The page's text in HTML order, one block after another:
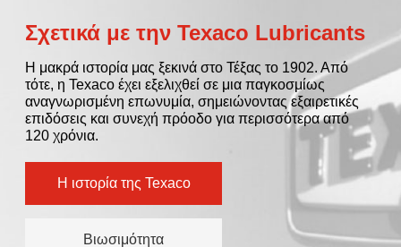
Σχετικά με την Texaco Lubricants
Η μακρά ιστορία μας ξεκινά στο Τέξας το 1902. Από
τότε, η Texaco έχει εξελιχθεί σε μια παγκοσμίως
αναγνωρισμένη επωνυμία, σημειώνοντας εξαιρετικές
επιδόσεις και συνεχή πρόοδο για περισσότερα από
Η ιστορία της Texaco